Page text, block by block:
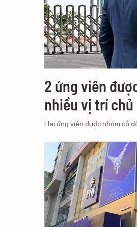
2 ứng viên
nhiều vị trí
Hai ứng viên được nhóm cổ